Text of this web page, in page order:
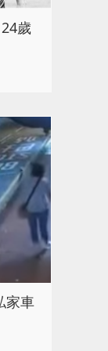
歲
家車